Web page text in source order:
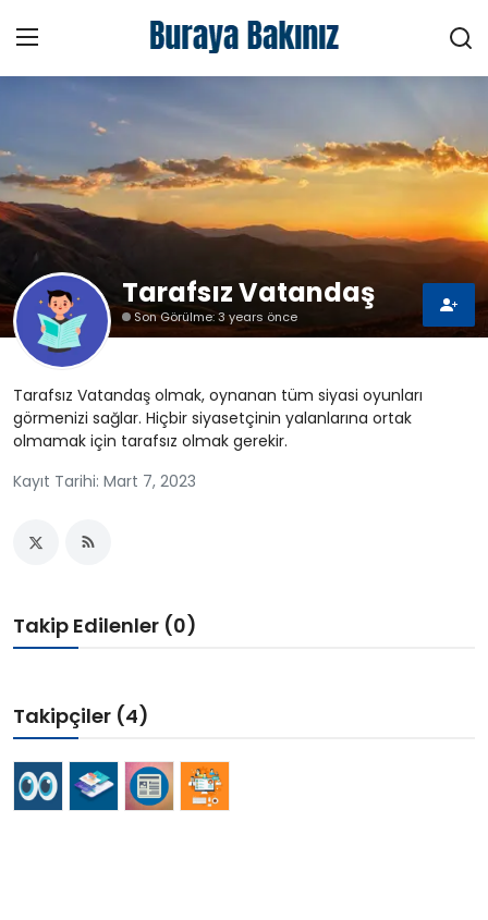
Ana Sayfa
Haberler
Kütüphane
Sektörel
Teknoloji
Video
Tarafsız Vatandaş
Son Görülme: 3 years önce
Tarafsız Vatandaş olmak, oynanan tüm siyasi oyunları
görmenizi sağlar. Hiçbir siyasetçinin yalanlarına ortak
olmamak için tarafsız olmak gerekir.
Kayıt Tarihi: Mart 7, 2023
Takip Edilenler (0)
Takipçiler (4)